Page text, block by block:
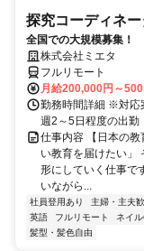
探究コーディネ
全国での大規模募集！
株式会社ミエタ
フルリモート
月給200,000円～
勤務時間詳細 ※対応
週2～5日程度の出勤
仕事内容 【日本の
い教育を届けたい」
形にしていく仕事で
いながら...
社員登用あり 主婦・主夫
英語
フルリモート ネイ
髪型・髪色自由